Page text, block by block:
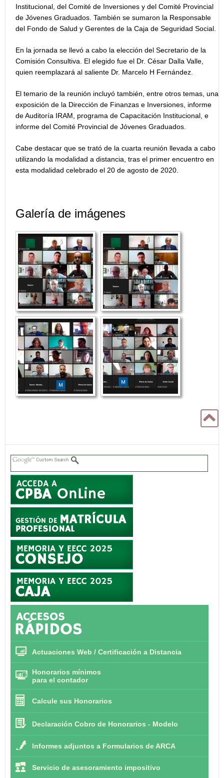
Institucional, del Comité de Inversiones y del Comité Provincial
de Jóvenes Graduados. También se sumaron la Responsable
del Fondo de Salud y Gerentes de la Caja de Seguridad Social.
En la jornada se llevó a cabo la elección del Secretario de la
Comisión Consultiva. El elegido fue el Dr. César Dalla Valle,
quien reemplazará al saliente Dr. Marcelo H Fernández.
El temario de la reunión incluyó también, entre otros temas, una
exposición de la Dirección de Finanzas e Inversiones, informe
de Auditoría IRAM, programa de Capacitación Institucional, e
informe del Comité Provincial de Jóvenes Graduados.
Cabe destacar que se trató de la cuarta reunión llevada a cabo
utilizando la modalidad a distancia, tras el primer encuentro en
esta modalidad celebrado el 20 de agosto de 2020.
Galería de imágenes
Actuaciones Web / Certificación a Distancia
Honorarios mínimos
para el contador
Calcule sus Honorarios
Declaración Cobro de Honorarios - Modelo
Informes adjuntos a Formularios de ARCA
Servicio de asesoramiento impositivo